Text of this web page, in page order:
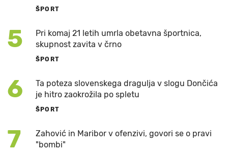
ŠPORT
5
Pri komaj 21 letih umrla obetavna športnica,
skupnost zavita v črno
ŠPORT
6
Ta poteza slovenskega dragulja v slogu Dončića
je hitro zaokrožila po spletu
ŠPORT
7
Zahović in Maribor v ofenzivi, govori se o pravi
"bombi"